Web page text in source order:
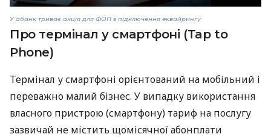
У àбанк триває акція для ФОП з підключення еквайрингу
Про термінал у смартфоні (Tap to
Phone)
Термінал у смартфоні орієнтований на мобільний і
переважно малий бізнес. У випадку використання
власного пристрою (смартфону) тариф на послугу
зазвичай не містить щомісячної абонплати